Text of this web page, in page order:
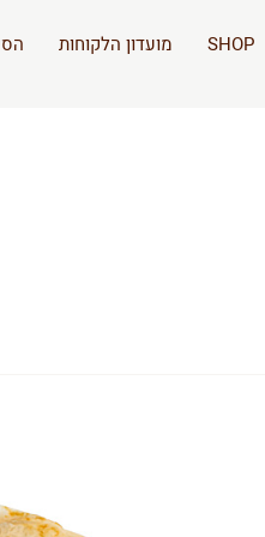
SHOP מועדון הלקוחות